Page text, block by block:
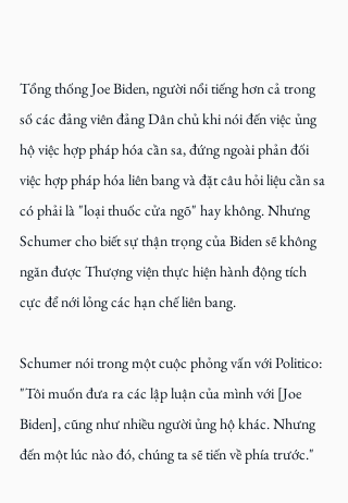
Tổng thống Joe Biden, người nổi tiếng hơn cả trong
số các đảng viên đảng Dân chủ khi nói đến việc ủng
hộ việc hợp pháp hóa cần sa, đứng ngoài phản đối
việc hợp pháp hóa liên bang và đặt câu hỏi liệu cần sa
có phải là "loại thuốc cửa ngõ" hay không. Nhưng
Schumer cho biết sự thận trọng của Biden sẽ không
ngăn được Thượng viện thực hiện hành động tích
cực để nới lỏng các hạn chế liên bang.
Schumer nói trong một cuộc phỏng vấn với Politico:
"Tôi muốn đưa ra các lập luận của mình với [Joe
Biden], cũng như nhiều người ủng hộ khác. Nhưng
đến một lúc nào đó, chúng ta sẽ tiến về phía trước."